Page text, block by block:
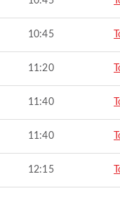
10:45
11:20
11:40
11:40
12:15